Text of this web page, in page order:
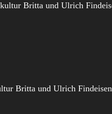
Britta und Ulrich Findeisen